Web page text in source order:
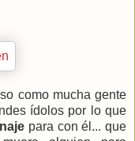
como mucha gente
ídolos por lo que
para con él... que